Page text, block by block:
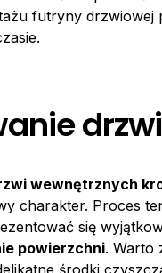
futryny drzwiowej
wewnętrznych
charakter. Proces
się
powierzchni. Warto
środki